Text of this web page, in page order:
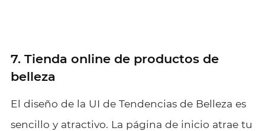
7. Tienda online de productos de
belleza
El diseño de la UI de Tendencias de Belleza es
sencillo y atractivo. La página de inicio atrae tu